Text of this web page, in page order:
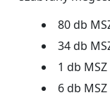
80 db
34 db
1 db MSZ
6 db MSZ